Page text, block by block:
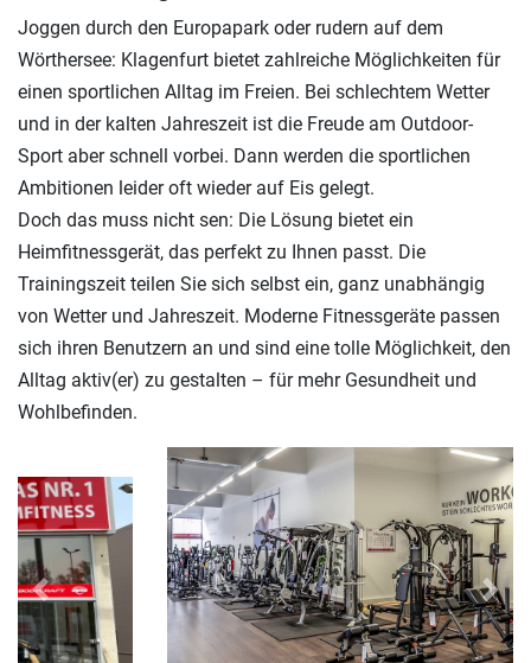
Joggen durch den Europapark oder rudern auf dem
Wörthersee: Klagenfurt bietet zahlreiche Möglichkeiten für
einen sportlichen Alltag im Freien. Bei schlechtem Wetter
und in der kalten Jahreszeit ist die Freude am Outdoor-
Sport aber schnell vorbei. Dann werden die sportlichen
Ambitionen leider oft wieder auf Eis gelegt.
Doch das muss nicht sen: Die Lösung bietet ein
Heimfitnessgerät, das perfekt zu Ihnen passt. Die
Trainingszeit teilen Sie sich selbst ein, ganz unabhängig
von Wetter und Jahreszeit. Moderne Fitnessgeräte passen
sich ihren Benutzern an und sind eine tolle Möglichkeit, den
Alltag aktiv(er) zu gestalten – für mehr Gesundheit und
Wohlbefinden.
Previous Next